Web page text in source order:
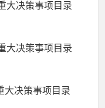
大决策事项目录
大决策事项目录
大决策事项目录